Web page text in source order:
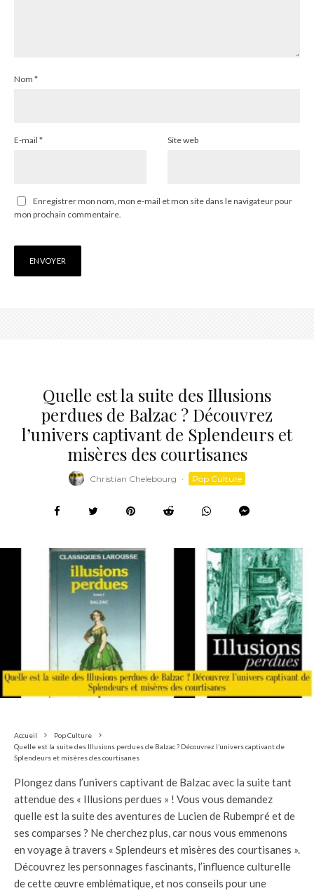
Nom *
E-mail * Site web
Enregistrer mon nom, mon e-mail et mon site dans le navigateur pour
mon prochain commentaire.
Quelle est la suite des Illusions
perdues de Balzac ? Découvrez
l’univers captivant de Splendeurs et
misères des courtisanes
Christian Chelebourg · Pop Culture
Accueil
Pop Culture
Quelle est la suite des Illusions perdues de Balzac ? Découvrez l’univers captivant de
Splendeurs et misères des courtisanes
Plongez dans l’univers captivant de Balzac avec la suite tant
attendue des « Illusions perdues » ! Vous vous demandez
quelle est la suite des aventures de Lucien de Rubempré et de
ses comparses ? Ne cherchez plus, car nous vous emmenons
en voyage à travers « Splendeurs et misères des courtisanes ».
Découvrez les personnages fascinants, l’influence culturelle
de cette œuvre emblématique, et nos conseils pour une